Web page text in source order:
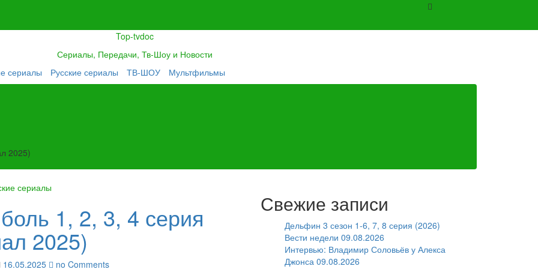
Top-tvdoc
Сериалы, Передачи, Тв-Шоу и Новости
сериалы Русские сериалы ТВ-ШОУ Мультфильмы
2025)
сериалы
1, 2, 3, 4 серия
2025)
16.05.2025 no Comments
Свежие записи
Дельфин 3 сезон 1-6, 7, 8 серия (2026)
Вести недели 09.08.2026
Интервью: Владимир Соловьёв у Алекса
Джонса 09.08.2026